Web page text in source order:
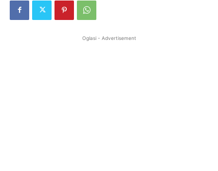
Oglasi - Advertisement